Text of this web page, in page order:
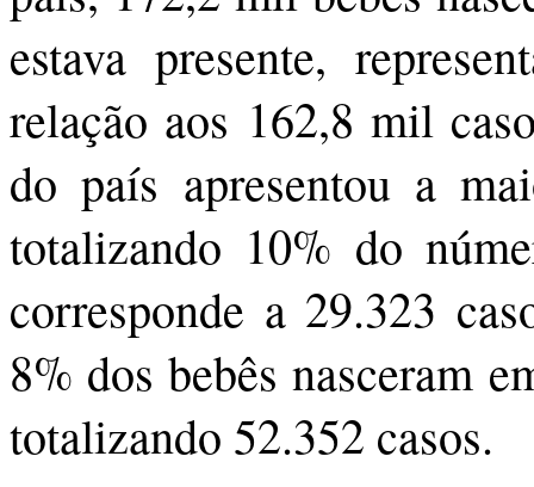
estava presente,
relação aos 162,8 mil
do país apresentou a
totalizando 10% do
corresponde a 29.323
8% dos bebês nasceram
totalizando 52.352 casos.